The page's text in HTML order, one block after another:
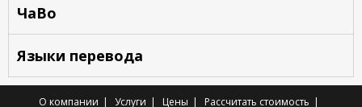
ЧаВо
Языки перевода
О компании Услуги Цены Рассчитать стоимость